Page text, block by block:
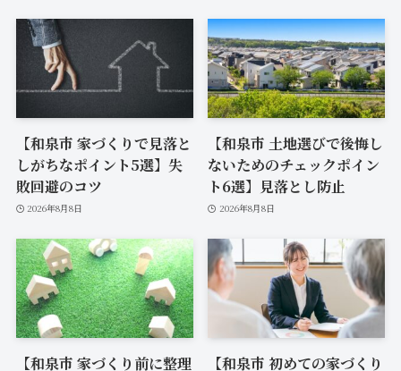
【和泉市 家づくりで見落と
しがちなポイント5選】失
敗回避のコツ
2026年8月8日
【和泉市 土地選びで後悔し
ないためのチェックポイン
ト6選】見落とし防止
2026年8月8日
【和泉市 家づくり前に整理
【和泉市 初めての家づくり